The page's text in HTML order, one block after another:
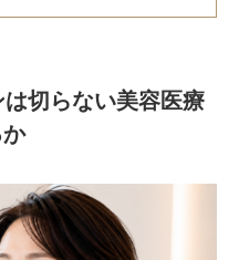
切らない美容医療